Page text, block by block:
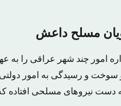
مسلح داعش
امور چند شهر عراقی را به
و سوخت و رسیدگی به امور
نیروهای مسلحی افتاده که